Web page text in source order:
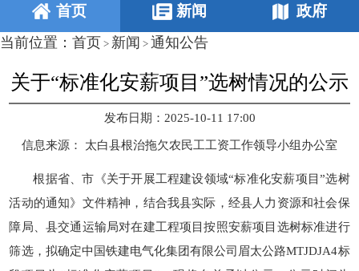
首页 新闻 政府
当前位置： 首页 > 新闻 > 通知公告
关于“标准化安薪项目”选树情况的公示
发布日期：2025-10-11 17:00
信息来源： 太白县根治拖欠农民工工资工作领导小组办公室
根据省、市《关于开展工程建设领域“标准化安薪项目”选树
活动的通知》文件精神，结合我县实际，经县人力资源和社会保
障局、县交通运输局对在建工程项目按照安薪项目选树标准进行
筛选，拟确定中国铁建电气化集团有限公司眉太公路MTJDJA4标